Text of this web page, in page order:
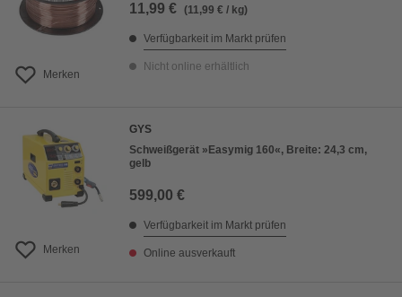
Merken
11,99 € (11,99 € / kg)
Verfügbarkeit im Markt prüfen
Nicht online erhältlich
Merken
GYS
Schweißgerät »Easymig 160«, Breite: 24,3 cm,
gelb
599,00 €
Verfügbarkeit im Markt prüfen
Online ausverkauft